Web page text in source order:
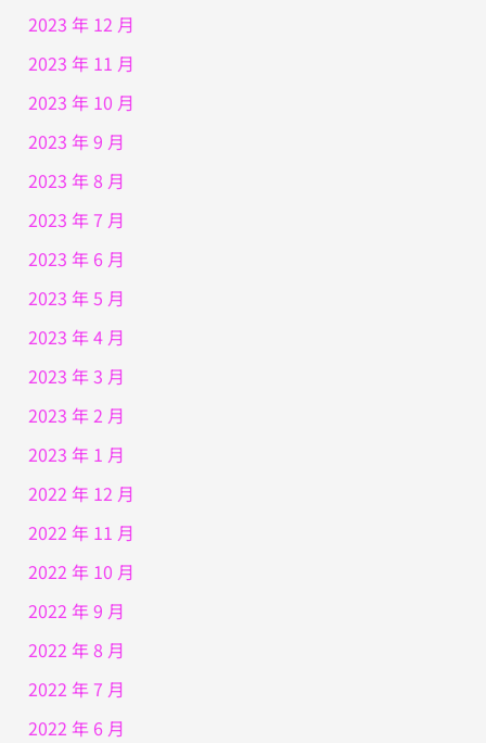
2023 年 12 月
2023 年 11 月
2023 年 10 月
2023 年 9 月
2023 年 8 月
2023 年 7 月
2023 年 6 月
2023 年 5 月
2023 年 4 月
2023 年 3 月
2023 年 2 月
2023 年 1 月
2022 年 12 月
2022 年 11 月
2022 年 10 月
2022 年 9 月
2022 年 8 月
2022 年 7 月
2022 年 6 月